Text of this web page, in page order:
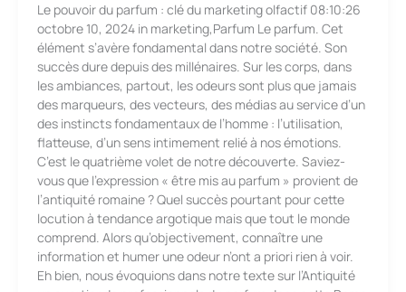
Le pouvoir du parfum : clé du marketing olfactif 08:10:26
octobre 10, 2024 in marketing,Parfum Le parfum. Cet
élément s’avère fondamental dans notre société. Son
succès dure depuis des millénaires. Sur les corps, dans
les ambiances, partout, les odeurs sont plus que jamais
des marqueurs, des vecteurs, des médias au service d’un
des instincts fondamentaux de l’homme : l’utilisation,
flatteuse, d’un sens intimement relié à nos émotions.
C’est le quatrième volet de notre découverte. Saviez-
vous que l’expression « être mis au parfum » provient de
l’antiquité romaine ? Quel succès pourtant pour cette
locution à tendance argotique mais que tout le monde
comprend. Alors qu’objectivement, connaître une
information et humer une odeur n’ont a priori rien à voir.
Eh bien, nous évoquions dans notre texte sur l’Antiquité